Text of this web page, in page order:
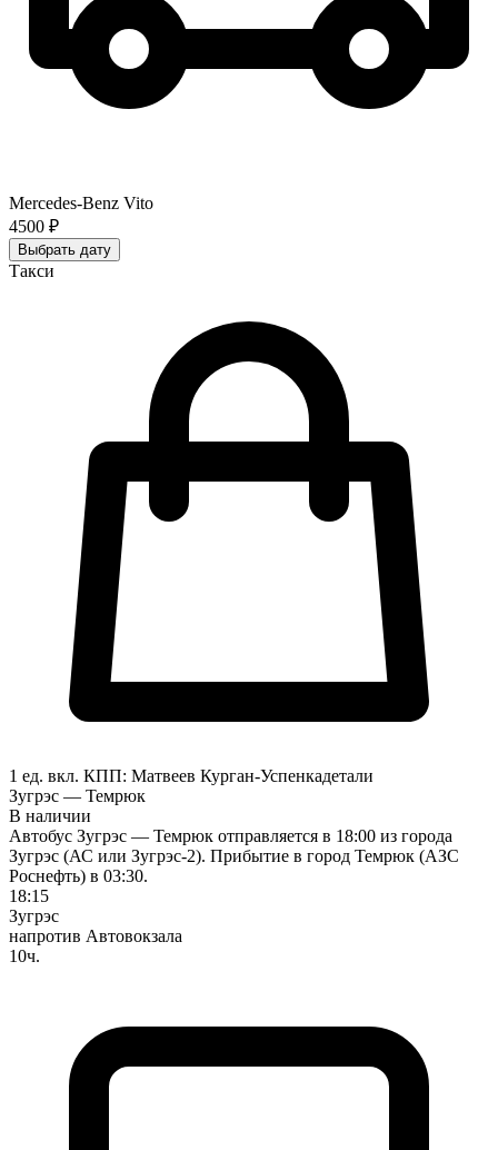
Mercedes-Benz Vito
4500 ₽
Выбрать дату
Такси
1 ед. вкл. КПП: Матвеев Курган-Успенкадетали
Зугрэс — Темрюк
В наличии
Автобус Зугрэс — Темрюк отправляется в 18:00 из города
Зугрэс (АС или Зугрэс-2). Прибытие в город Темрюк (АЗС
Роснефть) в 03:30.
18:15
Зугрэс
напротив Автовокзала
10ч.